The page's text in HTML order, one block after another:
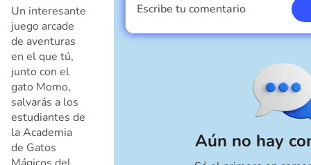
Un interesante
juego arcade
de aventuras
en el que tú,
junto con el
gato Momo,
salvarás a los
estudiantes de
la Academia
de Gatos
Aún no hay
Escribe tu comentario
Soy un chico